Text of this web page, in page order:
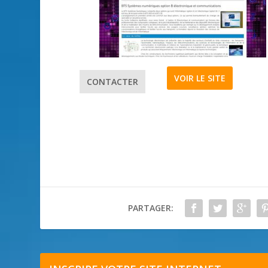
CONTACTER VOIR LE SITE
PARTAGER: